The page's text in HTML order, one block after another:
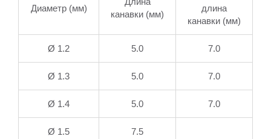
Диаметр (мм)
канавки (мм)
длина
канавки (мм)
Ø 1.2 5.0 7.0
Ø 1.3 5.0 7.0
Ø 1.4 5.0 7.0
Ø 1.5 7.5